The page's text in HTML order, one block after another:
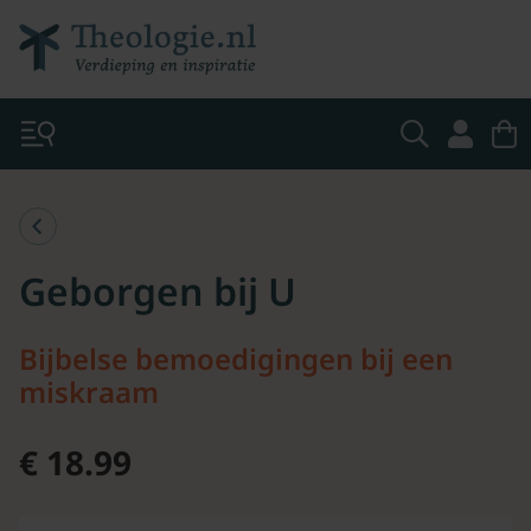
Geborgen bij U
Bijbelse bemoedigingen bij een
miskraam
€ 18.99